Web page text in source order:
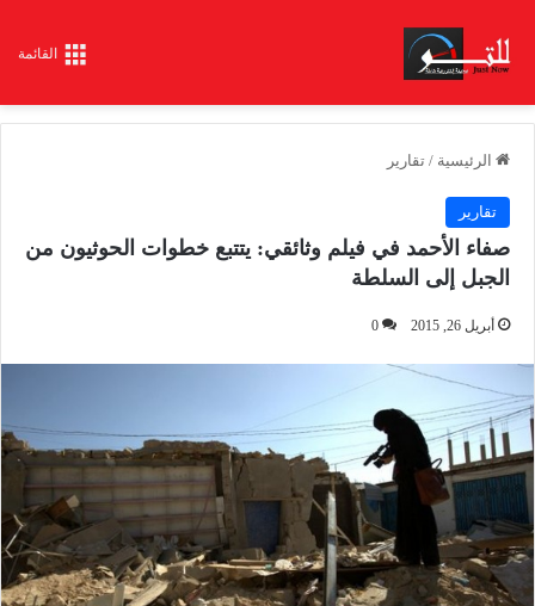
القائمة
الرئيسية / تقارير
تقارير
صفاء الأحمد في فيلم وثائقي: يتتبع خطوات الحوثيون من
الجبل إلى السلطة
أبريل 26, 2015 0